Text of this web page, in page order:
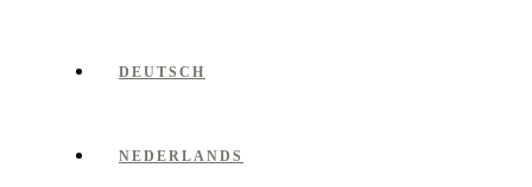
DEUTSCH
NEDERLANDS